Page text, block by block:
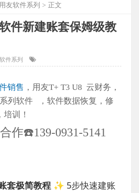
用友软件系列 > 正文
件新建账套保姆级教
件系列
销售 ，用友T+ T3 U8 云财务，
列软件 ，软件数据恢复，修
训！
作☎️139-0931-5141
套极简教程 ✨ 5步快速建账